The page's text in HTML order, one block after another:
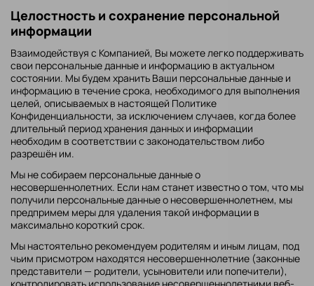
Целостность и сохранение персональной
информации
Взаимодействуя с Компанией, Вы можете легко поддерживать
свои персональные данные и информацию в актуальном
состоянии. Мы будем хранить Ваши персональные данные и
информацию в течение срока, необходимого для выполнения
целей, описываемых в настоящей Политике
Конфиденциальности, за исключением случаев, когда более
длительный период хранения данных и информации
необходим в соответствии с законодательством либо
разрешён им.
Мы не собираем персональные данные о
несовершеннолетних. Если нам станет известно о том, что мы
получили персональные данные о несовершеннолетнем, мы
предпримем меры для удаления такой информации в
максимально короткий срок.
Мы настоятельно рекомендуем родителям и иным лицам, под
чьим присмотром находятся несовершеннолетние (законные
представители — родители, усыновители или попечители),
контролировать использование несовершеннолетними веб-